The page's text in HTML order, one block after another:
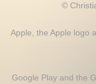
©
Apple, the Apple logo
Google Play and the